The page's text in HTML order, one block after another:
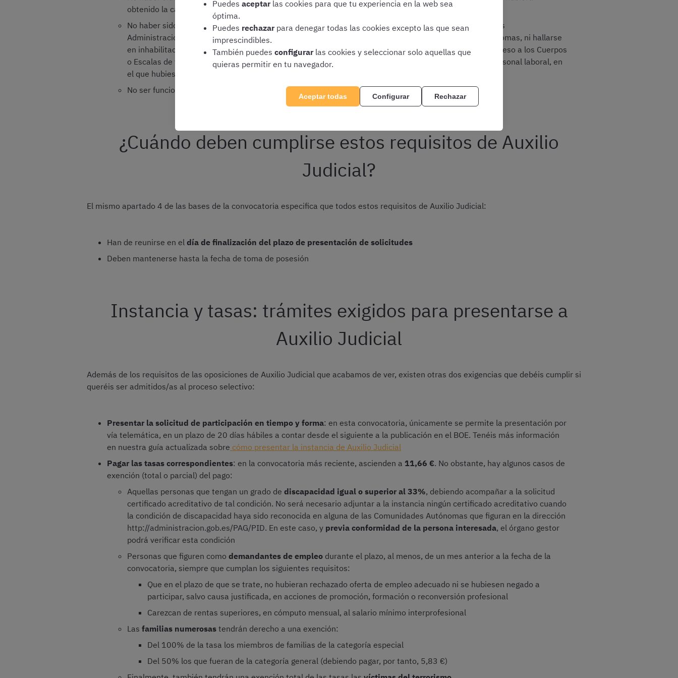
obtenido la cancelación deantecedentes penaleso la rehabilitación
No haber sido separado o separada, mediante expediente disciplinario, del servicio de cualquiera de las
Administraciones Públicas o de los órganos constitucionales o estatutarios de las Comunidades Autónomas, ni hallarse
en inhabilitación absoluta o especial para empleos o cargos públicos por resolución judicial, para el acceso a los Cuerpos
o Escalas de funcionario, o para ejercer funciones similares a las que desempeñaban en el caso del personal laboral, en
el que hubiese sido separado/a o inhabilitado/a
No ser funcionario o funcionaria de carrera del Cuerpo de Auxilio Judicial
¿Cuándo deben cumplirse estos requisitos de Auxilio
Judicial?
El mismo apartado 4 de las bases de la convocatoria especifica que todos estos requisitos de Auxilio Judicial:
Han de reunirse en el día de finalización del plazo de presentación de solicitudes
Deben mantenerse hasta la fecha de toma de posesión
Instancia y tasas: trámites exigidos para presentarse a
Auxilio Judicial
Además de los requisitos de las oposiciones de Auxilio Judicial que acabamos de ver, existen otras dos exigencias que debéis cumplir si
queréis ser admitidos/as al proceso selectivo:
Presentar la solicitud de participación en tiempo y forma: en esta convocatoria, únicamente se permite la presentación por
vía telemática, en un plazo de 20 días hábiles a contar desde el siguiente a la publicación en el BOE. Tenéis más información
en nuestra guía actualizada sobre cómo presentar la instancia de Auxilio Judicial
Pagar las tasas correspondientes: en la convocatoria más reciente, ascienden a 11,66 €. No obstante, hay algunos casos de
exención (total o parcial) del pago:
Aquellas personas que tengan un grado de discapacidad igual o superior al 33%, debiendo acompañar a la solicitud
certificado acreditativo de tal condición. No será necesario adjuntar a la instancia ningún certificado acreditativo cuando
la condición de discapacidad haya sido reconocida en alguna de las Comunidades Autónomas que figuran en la dirección
http://administracion.gob.es/PAG/PID. En este caso, y previa conformidad de la persona interesada, el órgano gestor
podrá verificar esta condición
Personas que figuren como demandantes de empleo durante el plazo, al menos, de un mes anterior a la fecha de la
convocatoria, siempre que cumplan los siguientes requisitos:
Que en el plazo de que se trate, no hubieran rechazado oferta de empleo adecuado ni se hubiesen negado a
participar, salvo causa justificada, en acciones de promoción, formación o reconversión profesional
Carezcan de rentas superiores, en cómputo mensual, al salario mínimo interprofesional
Las familias numerosas tendrán derecho a una exención:
Del 100% de la tasa los miembros de familias de la categoría especial
Del 50% los que fueran de la categoría general (debiendo pagar, por tanto, 5,83 €)
Puedes aceptar las cookies para que tu experiencia en la web sea
óptima.
Puedes rechazar para denegar todas las cookies excepto las que sean
imprescindibles.
También puedes configurar las cookies y seleccionar solo aquellas que
quieras permitir en tu navegador.
Aceptar todas Configurar Rechazar